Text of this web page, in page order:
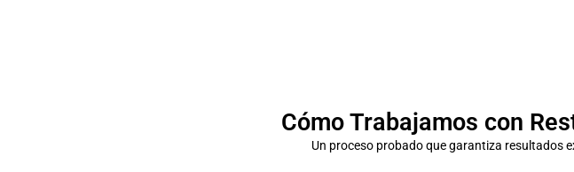
Cómo Trabajamos con
Un proceso probado que garantiza resultados